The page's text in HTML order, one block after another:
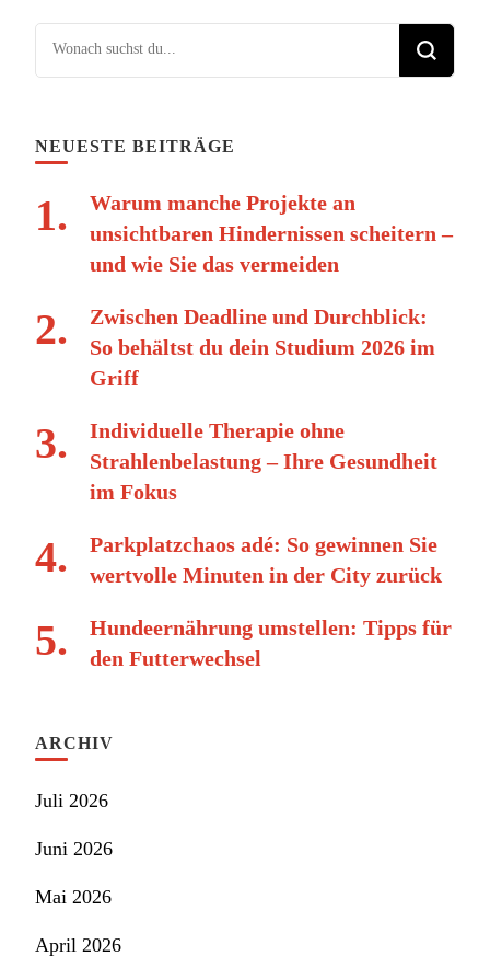
Suchst du nach etwas?
NEUESTE BEITRÄGE
Warum manche Projekte an
unsichtbaren Hindernissen scheitern –
und wie Sie das vermeiden
Zwischen Deadline und Durchblick:
So behältst du dein Studium 2026 im
Griff
Individuelle Therapie ohne
Strahlenbelastung – Ihre Gesundheit
im Fokus
Parkplatzchaos adé: So gewinnen Sie
wertvolle Minuten in der City zurück
Hundeernährung umstellen: Tipps für
den Futterwechsel
ARCHIV
Juli 2026
Juni 2026
Mai 2026
April 2026